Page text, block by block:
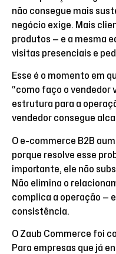
não consegue mais
negócio exige. Mais
produtos — e a mesma
visitas presenciais e
Esse é o momento em
“como faço o vendedor
estrutura para a
vendedor consegue
O e-commerce B2B
porque resolve esse
importante, ele não
Não elimina o
complica a operação —
consistência.
O Zaub Commerce foi
Para empresas que já